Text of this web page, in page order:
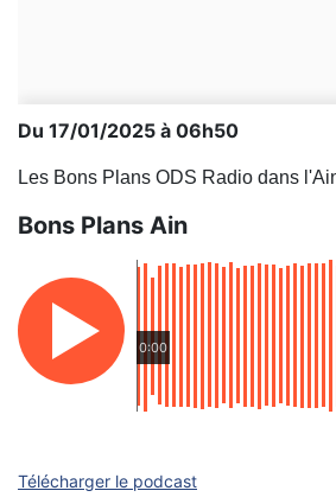
Du 17/01/2025 à 06h50
Les Bons Plans ODS Radio dans
Bons Plans Ain
0:00
Télécharger le podcast